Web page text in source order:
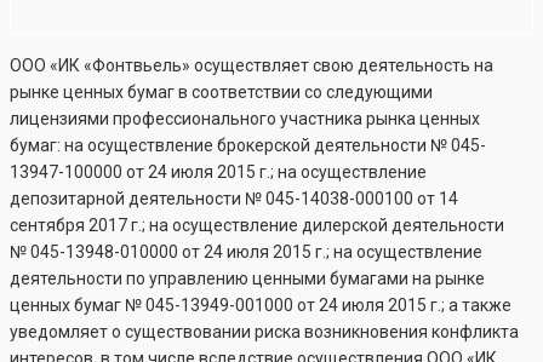
ООО «ИК «Фонтвьель» осуществляет свою деятельность на
рынке ценных бумаг в соответствии со следующими
лицензиями профессионального участника рынка ценных
бумаг: на осуществление брокерской деятельности №045-
13947-100000 от 24 июля 2015 г.; на осуществление
депозитарной деятельности №045-14038-000100 от 14
сентября 2017 г.; на осуществление дилерской деятельности
№045-13948-010000 от 24 июля 2015 г.; на осуществление
деятельности по управлению ценными бумагами на рынке
ценных бумаг №045-13949-001000 от 24 июля 2015 г.; а также
уведомляет о существовании риска возникновения конфликта